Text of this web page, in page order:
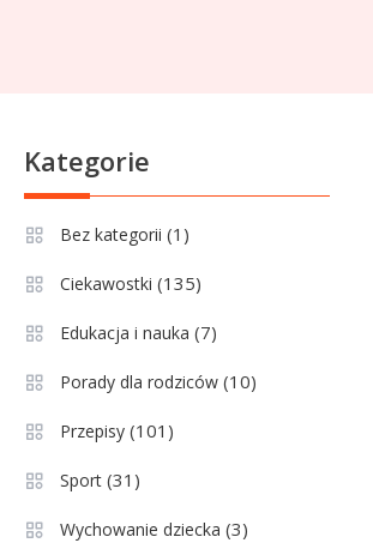
6
historyczne dane
1 Wychowanie dziecka
Jak pomóc dziecku
dobre rozwiązanie dla
maturzysty?
Kategorie
Bez kategorii (1)
Ciekawostki (135)
Edukacja i nauka (7)
Porady dla rodziców (10)
Przepisy (101)
Sport (31)
Wychowanie dziecka (3)